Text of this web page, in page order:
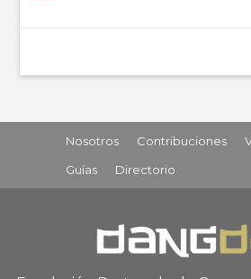
Nosotros Contribuciones
Guías
Directorio